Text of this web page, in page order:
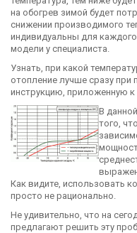
на обогрев зимой будет
снижении производимого
индивидуальны для
модели у специалиста.
Узнать, при какой
отопление лучше сразу при
инструкцию, приложенную
В
того,
Как видите, использовать
просто не рационально.
Не удивительно, что на
предлагают решить эту